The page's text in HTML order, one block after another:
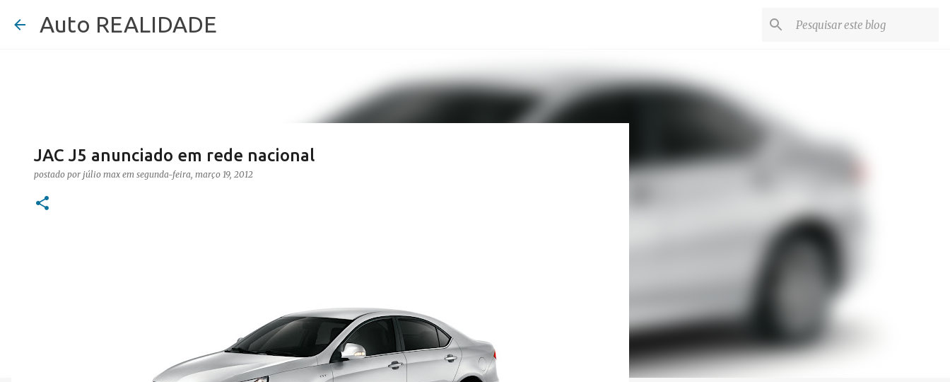
Auto REALIDADE
JAC J5 anunciado em rede nacional
postado por júlio max em segunda-feira, março 19, 2012